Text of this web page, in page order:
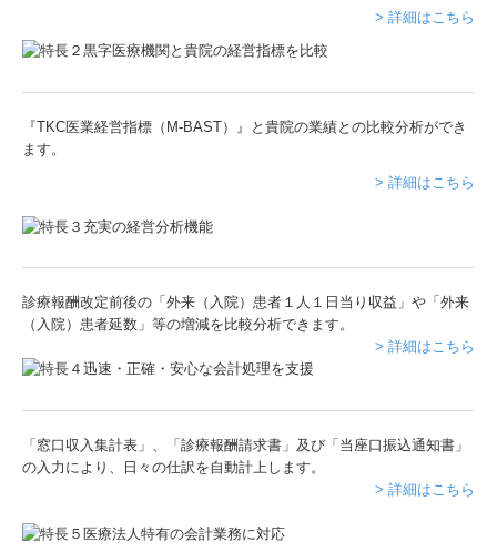
> 詳細はこちら
『TKC医業経営指標（M-BAST）』と貴院の業績との比較分析ができ
ます。
> 詳細はこちら
診療報酬改定前後の「外来（入院）患者１人１日当り収益」や「外来
（入院）患者延数」等の増減を比較分析できます。
> 詳細はこちら
「窓口収入集計表」、「診療報酬請求書」及び「当座口振込通知書」
の入力により、日々の仕訳を自動計上します。
> 詳細はこちら